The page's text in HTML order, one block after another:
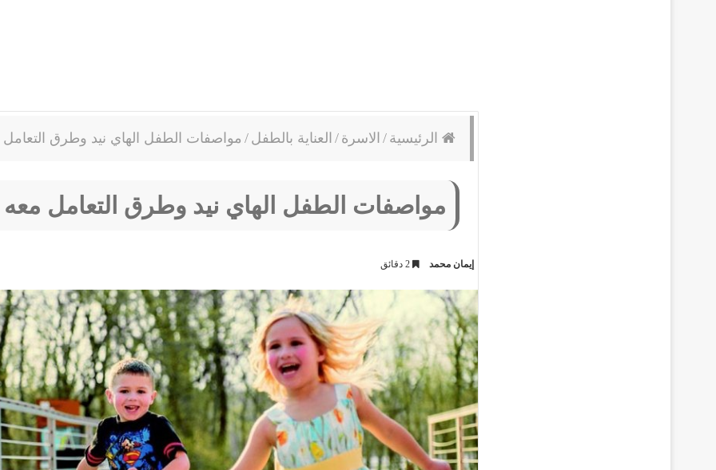
الرئيسية / الاسرة / العناية بالطفل / مواصفات الطفل الهاي نيد وطرق
مواصفات الطفل الهاي نيد وطرق التعامل معه
إيمان محمد